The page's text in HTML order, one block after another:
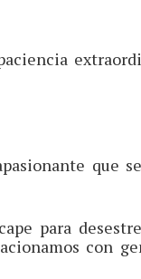
que
para
con